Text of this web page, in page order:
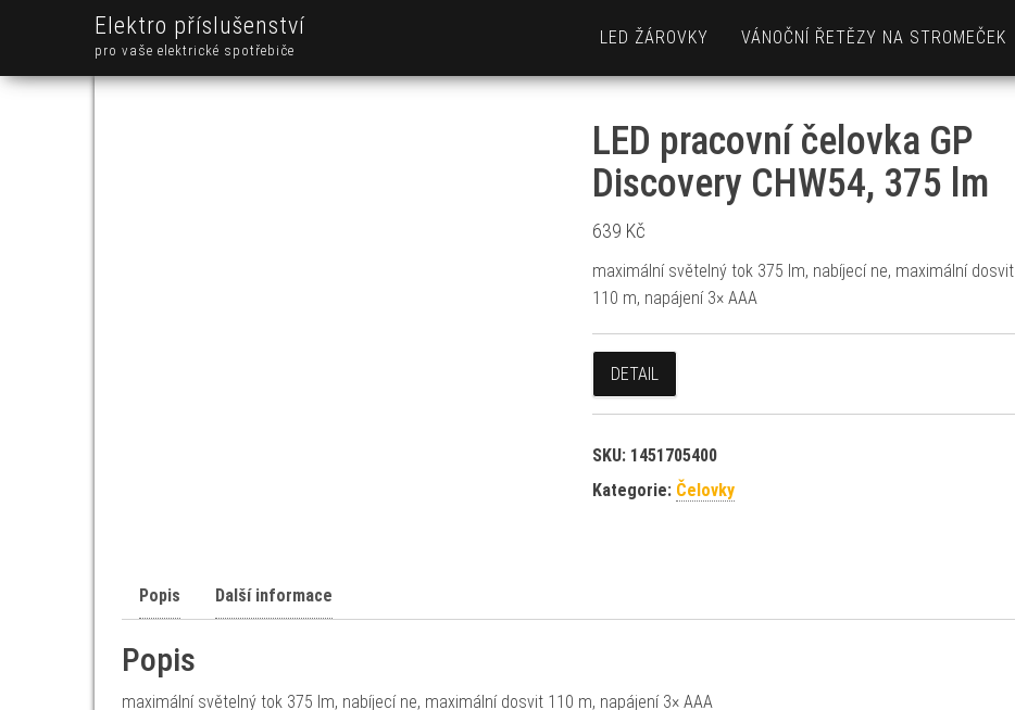
Elektro příslušenství
pro vaše elektrické spotřebiče
LED ŽÁROVKY VÁNOČNÍ ŘETĚZY NA STROMEČEK
LED pracovní čelovka GP
Discovery CHW54, 375 lm
639 Kč
maximální světelný tok 375 lm, nabíjecí ne, maximální dosvit
110 m, napájení 3× AAA
DETAIL
SKU: 1451705400
Kategorie: Čelovky
Popis Další informace
Popis
maximální světelný tok 375 lm, nabíjecí ne, maximální dosvit 110 m, napájení 3× AAA